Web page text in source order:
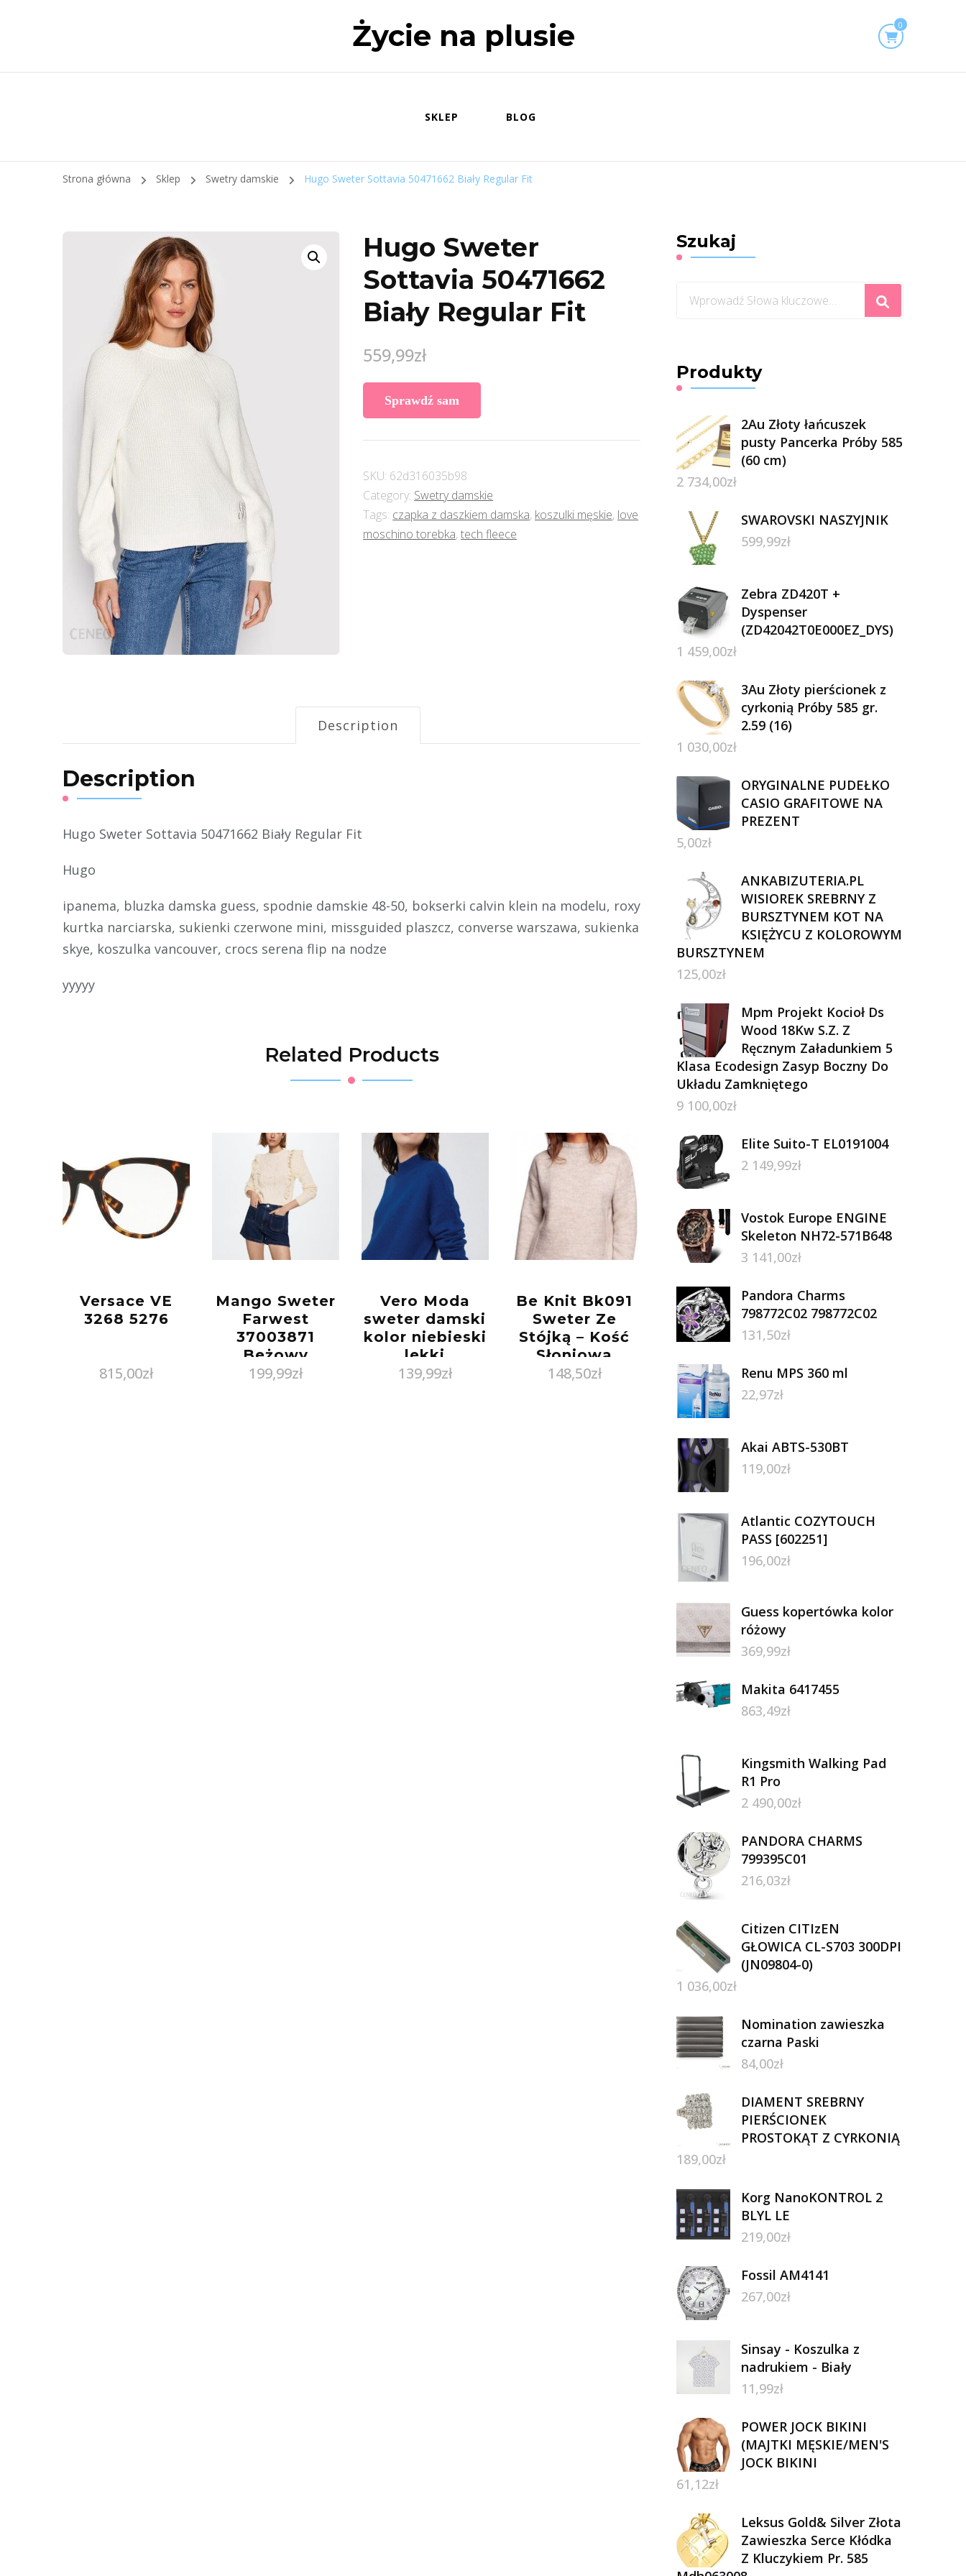
Życie na plusie 0
SKLEP BLOG
Strona główna Sklep Swetry damskie Hugo Sweter Sottavia 50471662 Biały Regular Fit
Hugo Sweter
Sottavia 50471662
Biały Regular Fit
559,99zł
Sprawdź sam
SKU: 62d316035b98
Category: Swetry damskie
Tags: czapka z daszkiem damska, koszulki męskie, love
moschino torebka,tech fleece
Description
Description
Hugo Sweter Sottavia 50471662 Biały Regular Fit
Hugo
ipanema, bluzka damska guess, spodnie damskie 48-50, bokserki calvin klein na modelu, roxy
kurtka narciarska, sukienki czerwone mini, missguided plaszcz, converse warszawa, sukienka
skye, koszulka vancouver, crocs serena flip na nodze
yyyyy
Related Products
Versace VE
3268 5276
815,00zł
Mango Sweter
Farwest
37003871
Beżowy
Regular Fit
199,99zł
Vero Moda
sweter damski
kolor niebieski
lekki
139,99zł
Be Knit Bk091
Sweter Ze
Stójką – Kość
Słoniowa
148,50zł
Szukaj
Szukasz
Produkty
2Au Złoty łańcuszek
pusty Pancerka Próby 585
(60 cm)
2 734,00zł
SWAROVSKI NASZYJNIK
599,99zł
Zebra ZD420T +
Dyspenser
(ZD42042T0E000EZ_DYS)
1 459,00zł
3Au Złoty pierścionek z
cyrkonią Próby 585 gr.
2.59 (16)
1 030,00zł
ORYGINALNE PUDEŁKO
CASIO GRAFITOWE NA
PREZENT
5,00zł
ANKABIZUTERIA.PL
WISIOREK SREBRNY Z
BURSZTYNEM KOT NA
KSIĘŻYCU Z KOLOROWYM
BURSZTYNEM
125,00zł
Mpm Projekt Kocioł Ds
Wood 18Kw S.Z. Z
Ręcznym Załadunkiem 5
Klasa Ecodesign Zasyp Boczny Do
Układu Zamkniętego
9 100,00zł
Elite Suito-T EL0191004
2 149,99zł
Vostok Europe ENGINE
Skeleton NH72-571B648
3 141,00zł
Pandora Charms
798772C02 798772C02
131,50zł
Renu MPS 360 ml
22,97zł
Akai ABTS-530BT
119,00zł
Atlantic COZYTOUCH
PASS [602251]
196,00zł
Guess kopertówka kolor
różowy
369,99zł
Makita 6417455
863,49zł
Kingsmith Walking Pad
R1 Pro
2 490,00zł
PANDORA CHARMS
799395C01
216,03zł
Citizen CITIzEN
GŁOWICA CL-S703 300DPI
(JN09804-0)
1 036,00zł
Nomination zawieszka
czarna Paski
84,00zł
DIAMENT SREBRNY
PIERŚCIONEK
PROSTOKĄT Z CYRKONIĄ
189,00zł
Korg NanoKONTROL 2
BLYL LE
219,00zł
Fossil AM4141
267,00zł
Sinsay - Koszulka z
nadrukiem - Biały
11,99zł
POWER JOCK BIKINI
(MAJTKI MĘSKIE/MEN'S
JOCK BIKINI
61,12zł
Leksus Gold& Silver Złota
Zawieszka Serce Kłódka
Z Kluczykiem Pr. 585